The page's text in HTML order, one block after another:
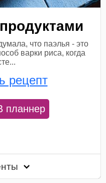
что паэлья - это
варки риса, когда
рецепт
планнер